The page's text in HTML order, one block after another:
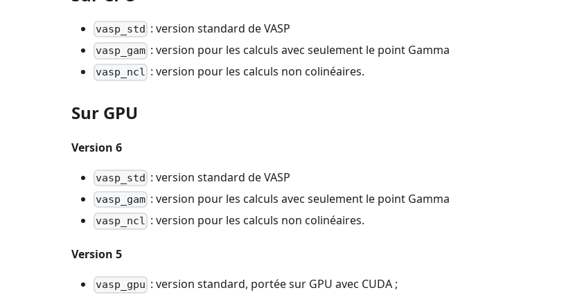
vasp_std : version standard de VASP
vasp_gam : version pour les calculs avec seulement le point Gamma
vasp_ncl : version pour les calculs non colinéaires.
Sur GPU
Version 6
vasp_std : version standard de VASP
vasp_gam : version pour les calculs avec seulement le point Gamma
vasp_ncl : version pour les calculs non colinéaires.
Version 5
vasp_gpu : version standard, portée sur GPU avec CUDA ;